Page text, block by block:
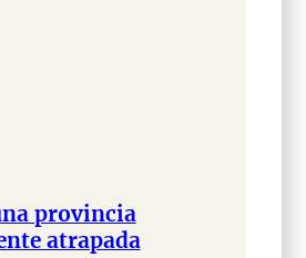
provincia
atrapada